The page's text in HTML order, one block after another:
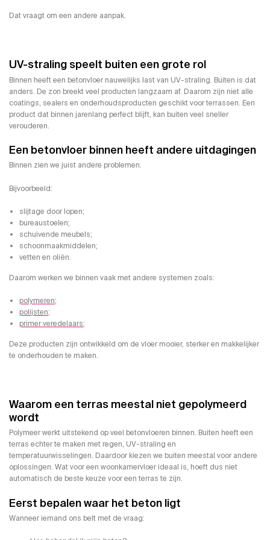
Dat vraagt om een andere aanpak.
UV-straling speelt buiten een grote rol
Binnen heeft een betonvloer nauwelijks last van UV-straling. Buiten is dat
anders. De zon breekt veel producten langzaam af. Daarom zijn niet alle
coatings, sealers en onderhoudsproducten geschikt voor terrassen. Een
product dat binnen jarenlang perfect blijft, kan buiten veel sneller
verouderen.
Een betonvloer binnen heeft andere uitdagingen
Binnen zien we juist andere problemen.
Bijvoorbeeld:
slijtage door lopen;
bureaustoelen;
schuivende meubels;
schoonmaakmiddelen;
vetten en oliën.
Daarom werken we binnen vaak met andere systemen zoals:
polymeren;
polijsten;
primer veredelaars;
Deze producten zijn ontwikkeld om de vloer mooier, sterker en makkelijker
te onderhouden te maken.
Waarom een terras meestal niet gepolymeerd
wordt
Polymeer werkt uitstekend op veel betonvloeren binnen. Buiten heeft een
terras echter te maken met regen, UV-straling en
temperatuurwisselingen. Daardoor kiezen we buiten meestal voor andere
oplossingen. Wat voor een woonkamervloer ideaal is, hoeft dus niet
automatisch de beste keuze voor een terras te zijn.
Eerst bepalen waar het beton ligt
Wanneer iemand ons belt met de vraag: